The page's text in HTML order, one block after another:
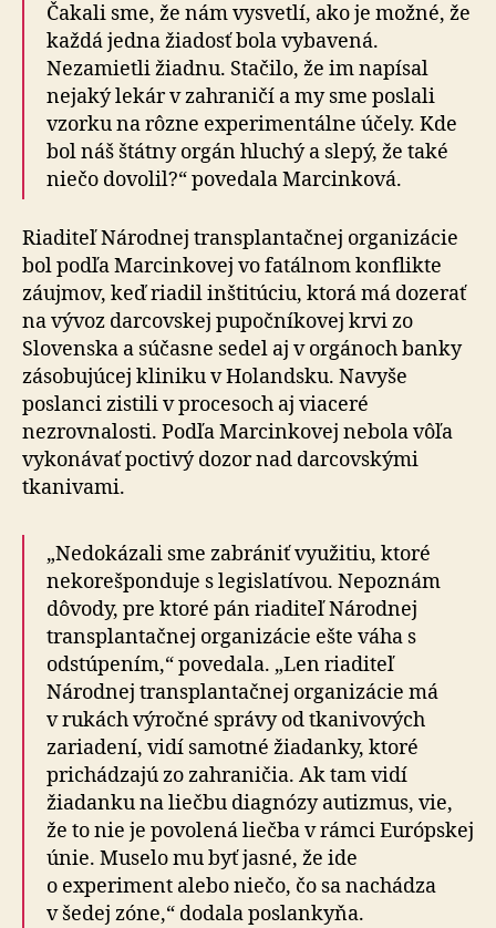
Čakali sme, že nám vysvetlí, ako je možné, že
každá jedna žiadosť bola vybavená.
Nezamietli žiadnu. Stačilo, že im napísal
nejaký lekár v zahraničí a my sme poslali
vzorku na rôzne experimentálne účely. Kde
bol náš štátny orgán hluchý a slepý, že také
niečo dovolil?“ povedala Marcinková.
Riaditeľ Národnej transplantačnej organizácie
bol podľa Marcinkovej vo fatálnom konflikte
záujmov, keď riadil inštitúciu, ktorá má dozerať
na vývoz darcovskej pupočníkovej krvi zo
Slovenska a súčasne sedel aj v orgánoch banky
zásobujúcej kliniku v Holandsku. Navyše
poslanci zistili v procesoch aj viaceré
nezrovnalosti. Podľa Marcinkovej nebola vôľa
vykonávať poctivý dozor nad darcovskými
tkanivami.
„Nedokázali sme zabrániť využitiu, ktoré
nekorešponduje s legislatívou. Nepoznám
dôvody, pre ktoré pán riaditeľ Národnej
transplantačnej organizácie ešte váha s
odstúpením,“ povedala. „Len riaditeľ
Národnej transplantačnej organizácie má
v rukách výročné správy od tkanivových
zariadení, vidí samotné žiadanky, ktoré
prichádzajú zo zahraničia. Ak tam vidí
žiadanku na liečbu diagnózy autizmus, vie,
že to nie je povolená liečba v rámci Európskej
únie. Muselo mu byť jasné, že ide
o experiment alebo niečo, čo sa nachádza
v šedej zóne,“ dodala poslankyňa.